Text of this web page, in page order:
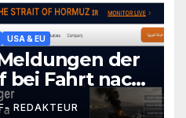
USA & EU
der
bei Fahrt nach
REDAKTEUR